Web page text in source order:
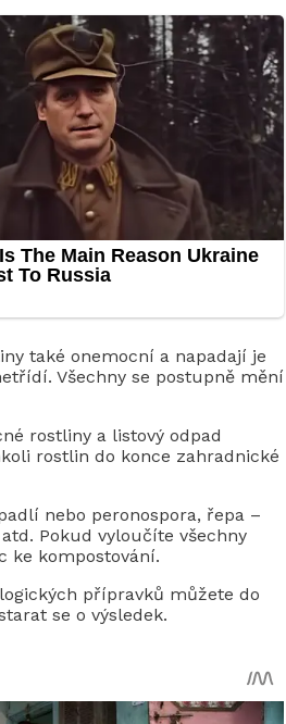
také onemocní a napadají je
Všechny se postupně mění
rostliny a listový odpad
rostlin do konce zahradnické
nebo peronospora, řepa –
Pokud vyloučíte všechny
ke kompostování.
přípravků můžete do
se o výsledek.